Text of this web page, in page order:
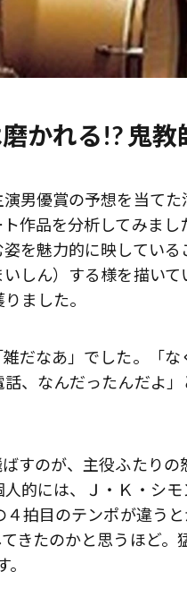
かれる!? 鬼
男優賞の予想を当て
作品を分析してみま
を魅力的に映してい
しん）する様を描いて
ました。
だなあ」でした。「
、なんだったんだよ
すのが、主役ふたり
的には、Ｊ・Ｋ・シ
拍目のテンポが違う
きたのかと思うほど